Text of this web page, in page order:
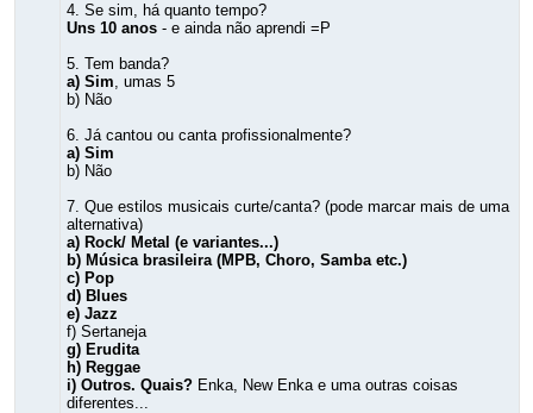
4. Se sim, há quanto tempo?
Uns 10 anos - e ainda não aprendi =P
5. Tem banda?
a) Sim, umas 5
b) Não
6. Já cantou ou canta profissionalmente?
a) Sim
b) Não
7. Que estilos musicais curte/canta? (pode marcar mais de uma
alternativa)
a) Rock/ Metal (e variantes...)
b) Música brasileira (MPB, Choro, Samba etc.)
c) Pop
d) Blues
e) Jazz
f) Sertaneja
g) Erudita
h) Reggae
i) Outros. Quais?Enka, New Enka e uma outras coisas
diferentes...